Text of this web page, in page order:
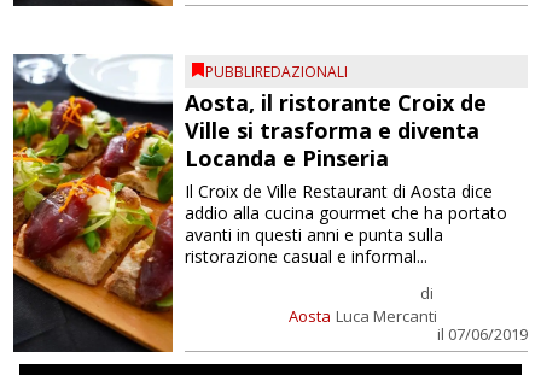
PUBBLIREDAZIONALI
Aosta, il ristorante Croix de
Ville si trasforma e diventa
Locanda e Pinseria
Aosta
di
Luca Mercanti
il 07/06/2019
Il Croix de Ville Restaurant di Aosta dice
addio alla cucina gourmet che ha portato
avanti in questi anni e punta sulla
ristorazione casual e informal...